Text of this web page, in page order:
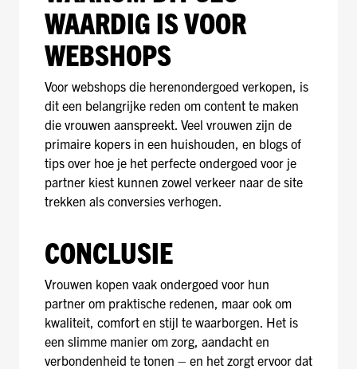
WAARDIG IS VOOR
WEBSHOPS
Voor webshops die herenondergoed verkopen, is
dit een belangrijke reden om content te maken
die vrouwen aanspreekt. Veel vrouwen zijn de
primaire kopers in een huishouden, en blogs of
tips over hoe je het perfecte ondergoed voor je
partner kiest kunnen zowel verkeer naar de site
trekken als conversies verhogen.
CONCLUSIE
Vrouwen kopen vaak ondergoed voor hun
partner om praktische redenen, maar ook om
kwaliteit, comfort en stijl te waarborgen. Het is
een slimme manier om zorg, aandacht en
verbondenheid te tonen – en het zorgt ervoor dat